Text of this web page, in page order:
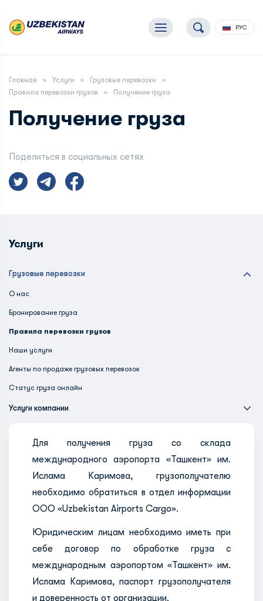
РУС
Главная Услуги
Грузовые перевозки
Правила перевозки грузов
Получение груза
Получение груза
Поделиться в социальных сетях
Услуги
Грузовые перевозки
О нас
Бронирование груза
Правила перевозки грузов
Наши услуги
Агенты по продаже грузовых перевозок
Статус груза онлайн
Услуги компании
Для получения груза со склада
международного аэропорта «Ташкент» им.
Ислама Каримова, грузополучателю
необходимо обратиться в отдел информации
ООО «Uzbekistan Airports Cargo».
Юридическим лицам необходимо иметь при
себе договор по обработке груза с
международным аэропортом «Ташкент» им.
Ислама Каримова, паспорт грузополучателя
и доверенность от организации.